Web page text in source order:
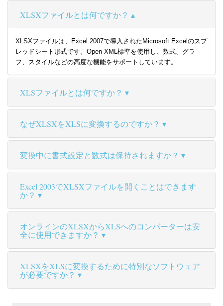
XLSXファイルとは何ですか？
XLSXファイルは、Excel 2007で導入されたMicrosoft Excelのスプ
レッドシート形式です。Open XML標準を使用し、数式、グラ
フ、スタイルなどの高度な機能をサポートしています。
XLSファイルとは何ですか？
なぜXLSXをXLSに変換するのですか？
変換中に書式設定と数式は保持されますか？
Excel 2003でXLSXファイルを開くことはできます
か？
オンラインのXLSXからXLSへのコンバーターは安
全に使用できますか？
XLSXをXLSに変換するために特別なソフトウェア
が必要ですか？